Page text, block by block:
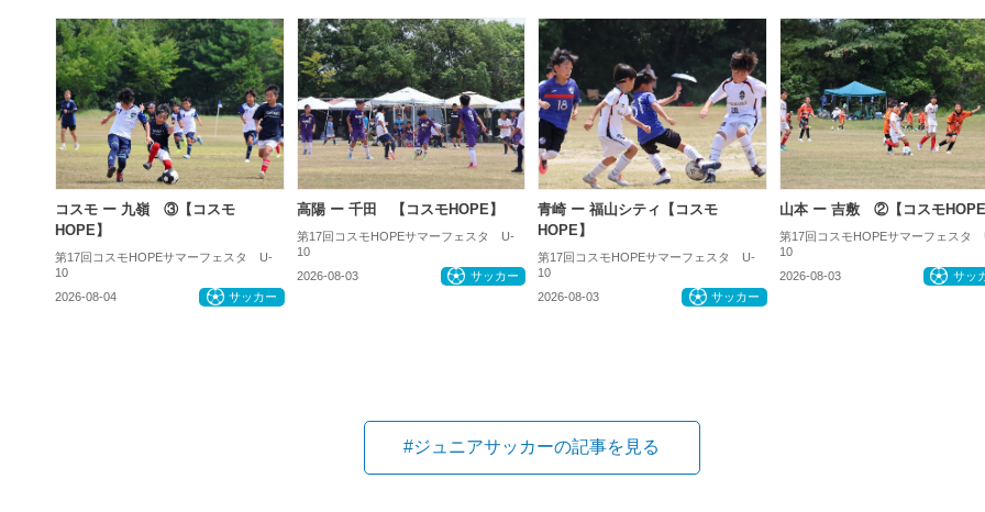
コスモ ー 九嶺 ③【コスモ
HOPE】
第17回コスモHOPEサマーフェスタ U-
10
2026-08-04
サッカー
高陽 ー 千田 【コスモHOPE】
第17回コスモHOPEサマーフェスタ U-
10
2026-08-03
サッカー
青崎 ー 福山シティ【コスモ
HOPE】
第17回コスモHOPEサマーフェスタ U-
10
2026-08-03
サッカー
山本 ー 吉敷 ②【コスモ
第17回コスモHOPEサマーフェスタ
10
2026-08-03
サッ
#ジュニアサッカーの記事を見る